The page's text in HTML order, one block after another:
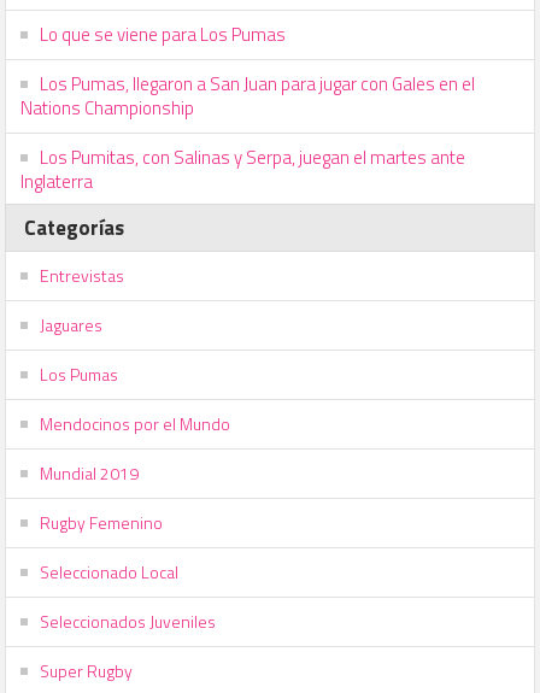
Lo que se viene para Los Pumas
Los Pumas, llegaron a San Juan para jugar con Gales en el
Nations Championship
Los Pumitas, con Salinas y Serpa, juegan el martes ante
Inglaterra
Categorías
Entrevistas
Jaguares
Los Pumas
Mendocinos por el Mundo
Mundial 2019
Rugby Femenino
Seleccionado Local
Seleccionados Juveniles
Super Rugby